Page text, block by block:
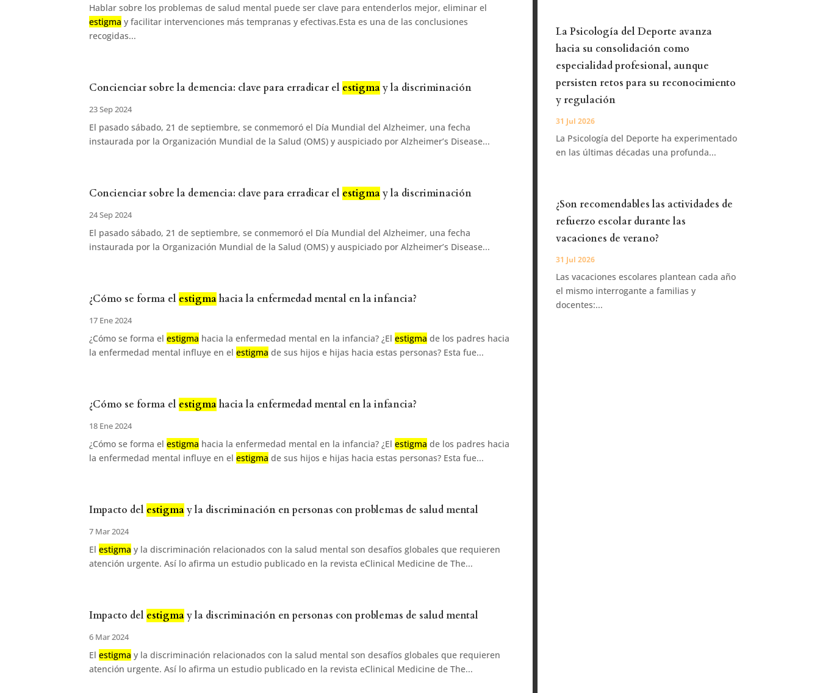
Hablar sobre los problemas de salud mental puede ser clave para entenderlos mejor, eliminar el
estigma y facilitar intervenciones más tempranas y efectivas.Esta es una de las conclusiones
recogidas...
Concienciar sobre la demencia: clave para erradicar el estigmay la discriminación
23 Sep 2024
El pasado sábado, 21 de septiembre, se conmemoró el Día Mundial del Alzheimer, una fecha
instaurada por la Organización Mundial de la Salud (OMS) y auspiciado por Alzheimer’s Disease...
Concienciar sobre la demencia: clave para erradicar el estigmay la discriminación
24 Sep 2024
El pasado sábado, 21 de septiembre, se conmemoró el Día Mundial del Alzheimer, una fecha
instaurada por la Organización Mundial de la Salud (OMS) y auspiciado por Alzheimer’s Disease...
¿Cómo se forma el estigmahacia la enfermedad mental en la infancia?
17 Ene 2024
¿Cómo se forma elestigma hacia la enfermedad mental en la infancia? ¿Elestigma de los padres hacia
la enfermedad mental influye en elestigma de sus hijos e hijas hacia estas personas? Esta fue...
¿Cómo se forma el estigmahacia la enfermedad mental en la infancia?
18 Ene 2024
¿Cómo se forma elestigma hacia la enfermedad mental en la infancia? ¿Elestigma de los padres hacia
la enfermedad mental influye en elestigma de sus hijos e hijas hacia estas personas? Esta fue...
Impacto del estigmay la discriminación en personas con problemas de salud mental
7 Mar 2024
Elestigma y la discriminación relacionados con la salud mental son desafíos globales que requieren
atención urgente. Así lo afirma un estudio publicado en la revista eClinical Medicine de The...
Impacto del estigmay la discriminación en personas con problemas de salud mental
6 Mar 2024
Elestigma y la discriminación relacionados con la salud mental son desafíos globales que requieren
atención urgente. Así lo afirma un estudio publicado en la revista eClinical Medicine de The...
La Psicología del Deporte avanza
hacia su consolidación como
especialidad profesional, aunque
persisten retos para su reconocimiento
y regulación
31 Jul 2026
La Psicología del Deporte ha experimentado
en las últimas décadas una profunda...
¿Son recomendables las actividades de
refuerzo escolar durante las
vacaciones de verano?
31 Jul 2026
Las vacaciones escolares plantean cada año
el mismo interrogante a familias y
docentes:...